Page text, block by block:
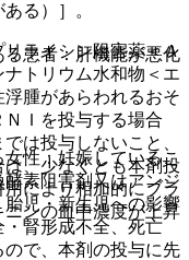
る）］。
ライシン阻害薬＜Ａ
トリウム水和物＜エ
腫があらわれるおそ
Ｉを投与する場合
は投与しないこと、
、少なくとも本剤投
により相加的にブラ
ンの血中濃度が上昇
患者：肝機能が悪化
性：妊娠しているこ
素阻害剤又はアンジ
児・新生児への影響
腎形成不全、死亡
で、本剤の投与に先